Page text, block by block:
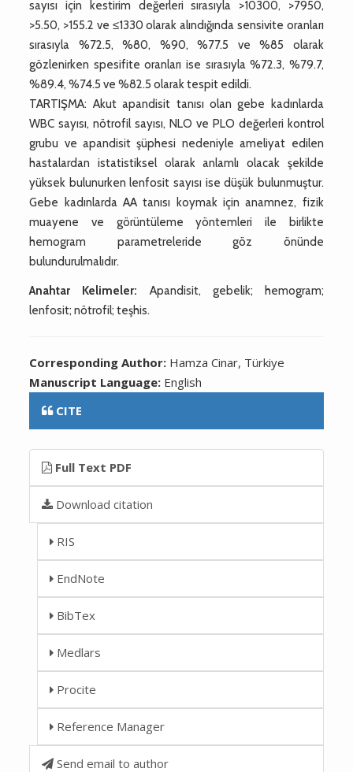
sayısı için kestirim değerleri sırasıyla >10300, >7950,
>5.50, >155.2 ve ≤1330 olarak alındığında sensivite oranları
sırasıyla %72.5, %80, %90, %77.5 ve %85 olarak
gözlenirken spesifite oranları ise sırasıyla %72.3, %79.7,
%89.4, %74.5 ve %82.5 olarak tespit edildi.
TARTIŞMA: Akut apandisit tanısı olan gebe kadınlarda
WBC sayısı, nötrofil sayısı, NLO ve PLO değerleri kontrol
grubu ve apandisit şüphesi nedeniyle ameliyat edilen
hastalardan istatistiksel olarak anlamlı olacak şekilde
yüksek bulunurken lenfosit sayısı ise düşük bulunmuştur.
Gebe kadınlarda AA tanısı koymak için anamnez, fizik
muayene ve görüntüleme yöntemleri ile birlikte
hemogram parametreleride göz önünde
bulundurulmalıdır.
Anahtar Kelimeler: Apandisit, gebelik; hemogram;
lenfosit; nötrofil; teşhis.
Corresponding Author: Hamza Cinar, Türkiye
Manuscript Language: English
CITE
Full Text PDF
Download citation
RIS
EndNote
BibTex
Medlars
Procite
Reference Manager
Send email to author